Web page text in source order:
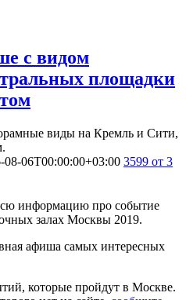
с видом
площадки
виды на Кремль и Сити,
08-06T00:00:00+03:00 3599 от 3
информацию про событие
залах Москвы 2019.
афиша самых интересных
которые пройдут в Москве.